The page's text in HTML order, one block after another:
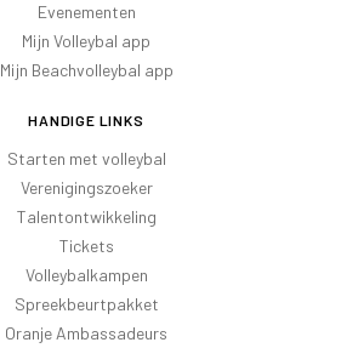
Evenementen
Mijn Volleybal app
Mijn Beachvolleybal app
HANDIGE LINKS
Starten met volleybal
Verenigingszoeker
Talentontwikkeling
Tickets
Volleybalkampen
Spreekbeurtpakket
Oranje Ambassadeurs